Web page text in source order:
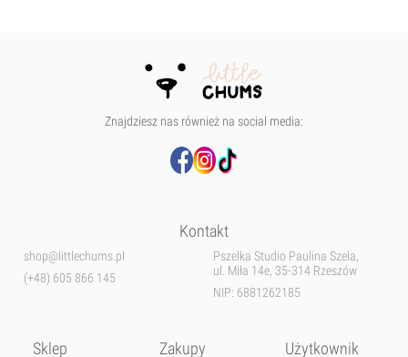
Znajdziesz nas również na social media:
Kontakt
shop@littlechums.pl
(+48) 605 866 145
Pszelka Studio Paulina Szela,
ul. Miła 14e, 35-314 Rzeszów
NIP: 6881262185
Sklep Zakupy Użytkownik